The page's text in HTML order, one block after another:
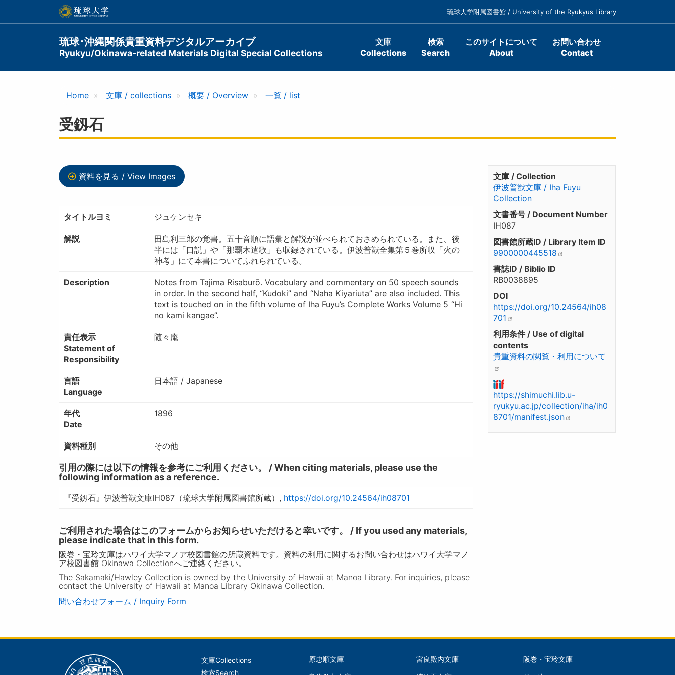
ン
琉球大学附属図書館 / University of the Ryukyus Library
琉球･沖縄関係貴重資料デジタルアーカイブ
Ryukyu/Okinawa-related Materials Digital Special Collections
Main
navigation
文庫
Collections
検索
Search
このサイトについて
About
お問い合わせ
Contact
Home 文庫 / collections 概要 / Overview 一覧 / list
受釼石
資料を見る / View Images
タイトルヨミ ジュケンセキ
解説
田島利三郎の覚書。五十音順に語彙と解説が並べられておさめられている。また、後
半には「口説」や「那覇木遣歌」も収録されている。伊波普猷全集第５巻所収「火の
神考」にて本書についてふれられている。
Description
Notes from Tajima Risaburō. Vocabulary and commentary on 50 speech sounds
in order. In the second half, “Kudoki” and “Naha Kiyariuta” are also included. This
text is touched on in the fifth volume of Iha Fuyu’s Complete Works Volume 5 “Hi
no kami kangae”.
責任表示
Statement of
Responsibility
随々庵
言語
Language
日本語 / Japanese
年代
Date
1896
資料種別 その他
引用の際には以下の情報を参考にご利用ください。 / When citing materials, please use the
following information as a reference.
『受釼石』伊波普猷文庫IH087（琉球大学附属図書館所蔵）, https://doi.org/10.24564/ih08701
ご利用された場合はこのフォームからお知らせいただけると幸いです。 / If you used any materials,
please indicate that in this form.
阪巻・宝玲文庫はハワイ大学マノア校図書館の所蔵資料です。資料の利用に関するお問い合わせはハワイ大学マノ
ア校図書館 Okinawa Collectionへご連絡ください。
The Sakamaki/Hawley Collection is owned by the University of Hawaii at Manoa Library. For inquiries, please
contact the University of Hawaii at Manoa Library Okinawa Collection.
問い合わせフォーム / Inquiry Form
文庫 / Collection
伊波普猷文庫 / Iha Fuyu
Collection
文書番号 / Document Number
IH087
図書館所蔵ID / Library Item ID
9900000445518
書誌ID / Biblio ID
RB0038895
DOI
https://doi.org/10.24564/ih08
701
利用条件 / Use of digital
contents
貴重資料の閲覧・利用について
https://shimuchi.lib.u-
ryukyu.ac.jp/collection/iha/ih0
8701/manifest.json
文庫Collections
検索Search
原忠順文庫 宮良殿内文庫 阪巻・宝玲文庫